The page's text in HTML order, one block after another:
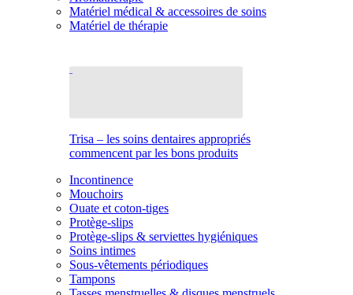
Matériel médical & accessoires de soins
Matériel de thérapie
Trisa – les soins dentaires appropriés
commencent par les bons produits
Incontinence
Mouchoirs
Ouate et coton-tiges
Protège-slips
Protège-slips & serviettes hygiéniques
Soins intimes
Sous-vêtements périodiques
Tampons